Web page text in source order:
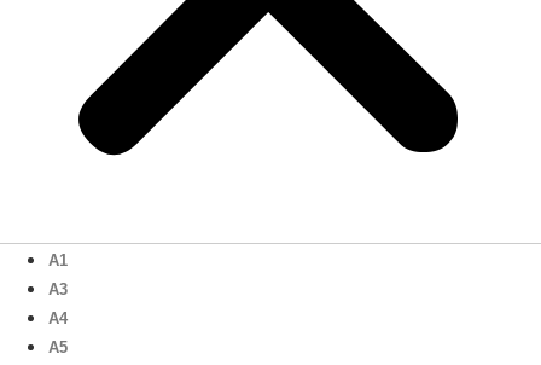
A1
A3
A4
A5